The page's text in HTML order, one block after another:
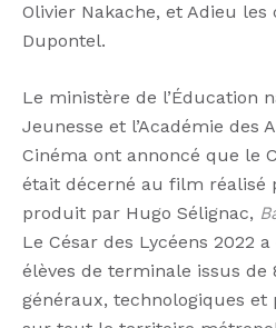
Olivier Nakache, et Adieu les
Dupontel.
Le ministère de l’Éducation
Jeunesse et l’Académie des
Cinéma ont annoncé que le
était décerné au film réalisé
produit par Hugo Sélignac,
Le César des Lycéens 2022
élèves de terminale issus de
généraux, technologiques et